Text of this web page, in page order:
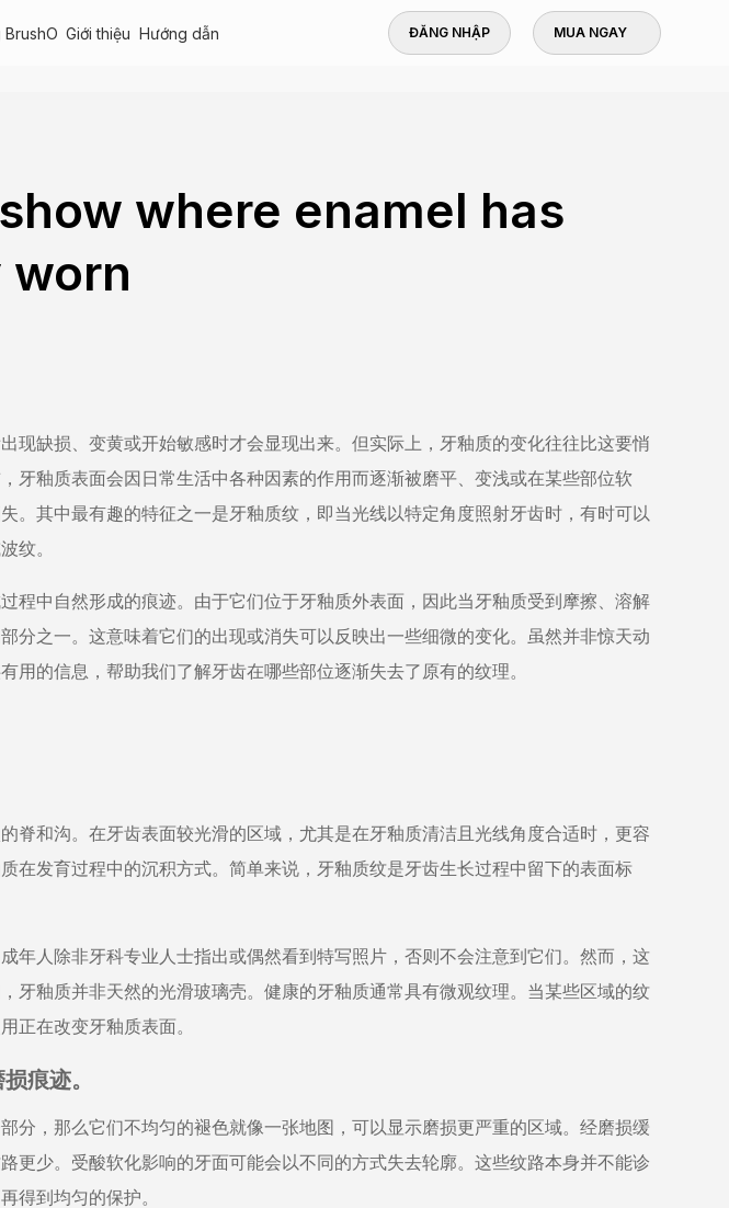
Giới thiệu Hướng dẫn ĐĂNG NHẬP MUA NGAY
where enamel has
worn
现缺损、变黄或开始敏感时才会显现出来。但实际上，牙釉质的变化往往比这要悄
牙釉质表面会因日常生活中各种因素的作用而逐渐被磨平、变浅或在某些部位软
。其中最有趣的特征之一是牙釉质纹，即当光线以特定角度照射牙齿时，有时可以
纹。
程中自然形成的痕迹。由于它们位于牙釉质外表面，因此当牙釉质受到摩擦、溶解
分之一。这意味着它们的出现或消失可以反映出一些细微的变化。虽然并非惊天动
用的信息，帮助我们了解牙齿在哪些部位逐渐失去了原有的纹理。
脊和沟。在牙齿表面较光滑的区域，尤其是在牙釉质清洁且光线角度合适时，更容
在发育过程中的沉积方式。简单来说，牙釉质纹是牙齿生长过程中留下的表面标
年人除非牙科专业人士指出或偶然看到特写照片，否则不会注意到它们。然而，这
牙釉质并非天然的光滑玻璃壳。健康的牙釉质通常具有微观纹理。当某些区域的纹
正在改变牙釉质表面。
痕迹。
分，那么它们不均匀的褪色就像一张地图，可以显示磨损更严重的区域。经磨损缓
更少。受酸软化影响的牙面可能会以不同的方式失去轮廓。这些纹路本身并不能诊
得到均匀的保护。